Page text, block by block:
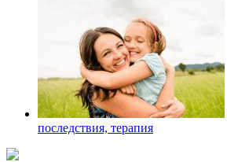
последствия, терапия